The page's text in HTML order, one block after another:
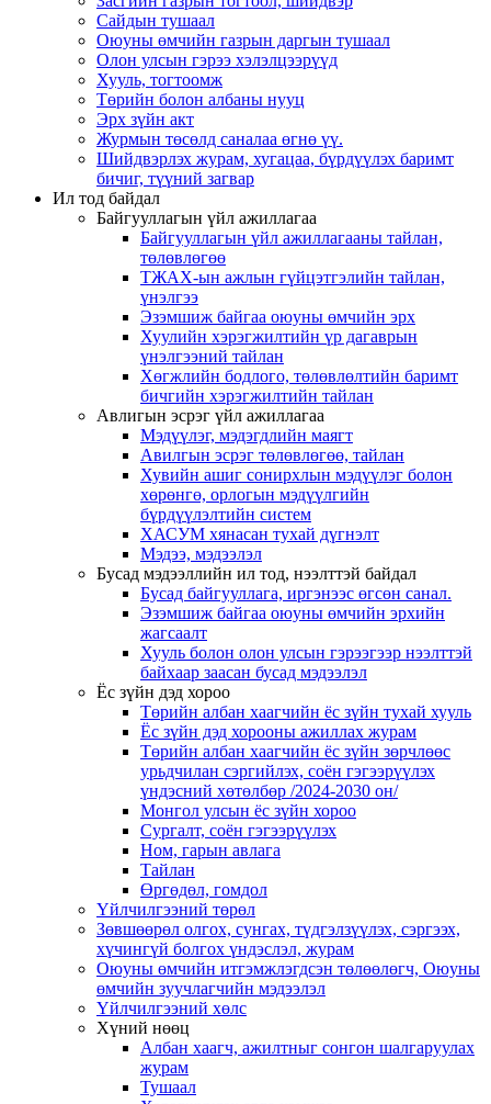
Сайдын тушаал
Оюуны өмчийн газрын даргын тушаал
Олон улсын гэрээ хэлэлцээрүүд
Хууль, тогтоомж
Төрийн болон албаны нууц
Эрх зүйн акт
Журмын төсөлд саналаа өгнө үү.
Шийдвэрлэх журам, хугацаа, бүрдүүлэх баримт
бичиг, түүний загвар
Ил тод байдал
Байгууллагын үйл ажиллагаа
Байгууллагын үйл ажиллагааны тайлан,
төлөвлөгөө
ТЖАХ-ын ажлын гүйцэтгэлийн тайлан,
үнэлгээ
Эзэмшиж байгаа оюуны өмчийн эрх
Хуулийн хэрэгжилтийн үр дагаврын
үнэлгээний тайлан
Хөгжлийн бодлого, төлөвлөлтийн баримт
бичгийн хэрэгжилтийн тайлан
Авлигын эсрэг үйл ажиллагаа
Мэдүүлэг, мэдэгдлийн маягт
Авилгын эсрэг төлөвлөгөө, тайлан
Хувийн ашиг сонирхлын мэдүүлэг болон
хөрөнгө, орлогын мэдүүлгийн
бүрдүүлэлтийн систем
ХАСУМ хянасан тухай дүгнэлт
Мэдээ, мэдээлэл
Бусад мэдээллийн ил тод, нээлттэй байдал
Бусад байгууллага, иргэнээс өгсөн санал.
Эзэмшиж байгаа оюуны өмчийн эрхийн
жагсаалт
Хууль болон олон улсын гэрээгээр нээлттэй
байхаар заасан бусад мэдээлэл
Ёс зүйн дэд хороо
Төрийн албан хаагчийн ёс зүйн тухай хууль
Ёс зүйн дэд хорооны ажиллах журам
Төрийн албан хаагчийн ёс зүйн зөрчлөөс
урьдчилан сэргийлэх, соён гэгээрүүлэх
үндэсний хөтөлбөр /2024-2030 он/
Монгол улсын ёс зүйн хороо
Cургалт, cоён гэгээрүүлэх
Ном, гарын авлага
Тайлан
Өргөдөл, гомдол
Үйлчилгээний төрөл
Зөвшөөрөл олгох, сунгах, түдгэлзүүлэх, сэргээх,
хүчингүй болгох үндэслэл, журам
Оюуны өмчийн итгэмжлэгдсэн төлөөлөгч, Оюуны
өмчийн зуучлагчийн мэдээлэл
Үйлчилгээний хөлс
Хүний нөөц
Албан хаагч, ажилтныг сонгон шалгаруулах
журам
Тушаал